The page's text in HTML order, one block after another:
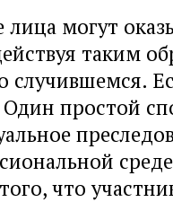
могут
таким
случившемся.
Один простой
что